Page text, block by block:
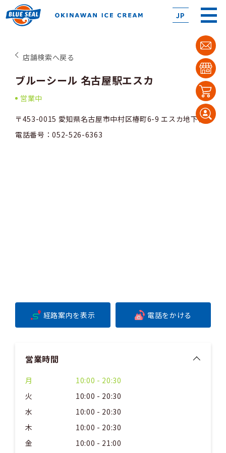
JP
店舗検索へ戻る
ブルーシール 名古屋駅エスカ
営業中
〒453-0015 愛知県名古屋市中村区椿町6-9 エスカ地下街
電話番号：052-526-6363
経路案内を表示 電話をかける
営業時間
月
10:00 - 20:30
火
10:00 - 20:30
水
10:00 - 20:30
木
10:00 - 20:30
金
10:00 - 21:00